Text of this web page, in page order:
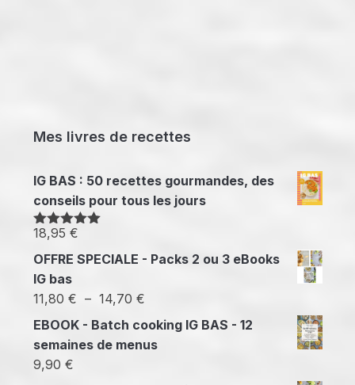
Mes livres de recettes
IG BAS : 50 recettes gourmandes, des
conseils pour tous les jours
Note5.00
18,95 €
OFFRE SPECIALE - Packs 2 ou 3 eBooks
IG bas
11,80 € – 14,70 €Plage
de
EBOOK - Batch cooking IG BAS - 12
semaines de menus
9,90 €